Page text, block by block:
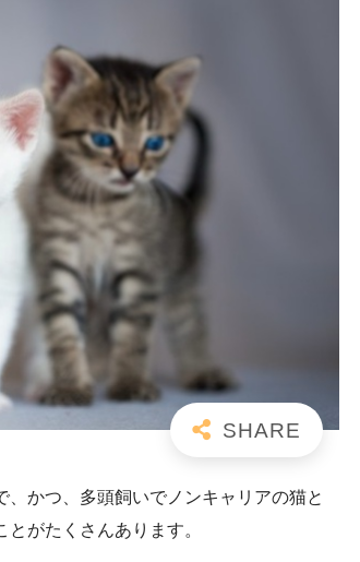
かつ、多頭飼いでノンキャリアの猫と
がたくさんあります。